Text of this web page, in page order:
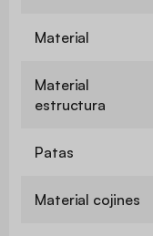
Material
Material
estructura
Patas
Material cojines